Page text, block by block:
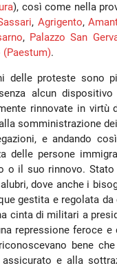
), così come nella
, Agrigento,
, Palazzo San
(Paestum).
delle proteste sono
alcun
rinnovate in
somministrazione
e andando
delle persone
o il suo rinnovo.
dove anche i
gestita e regolata
cinta di militari a
repressione feroce
bene
e alla